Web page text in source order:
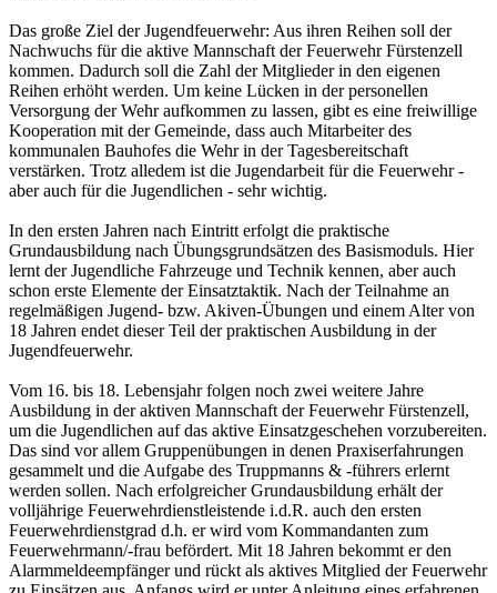
Das große Ziel der Jugendfeuerwehr: Aus ihren Reihen soll der
Nachwuchs für die aktive Mannschaft der Feuerwehr Fürstenzell
kommen. Dadurch soll die Zahl der Mitglieder in den eigenen
Reihen erhöht werden. Um keine Lücken in der personellen
Versorgung der Wehr aufkommen zu lassen, gibt es eine freiwillige
Kooperation mit der Gemeinde, dass auch Mitarbeiter des
kommunalen Bauhofes die Wehr in der Tagesbereitschaft
verstärken. Trotz alledem ist die Jugendarbeit für die Feuerwehr -
aber auch für die Jugendlichen - sehr wichtig.
In den ersten Jahren nach Eintritt erfolgt die praktische
Grundausbildung nach Übungsgrundsätzen des Basismoduls. Hier
lernt der Jugendliche Fahrzeuge und Technik kennen, aber auch
schon erste Elemente der Einsatztaktik. Nach der Teilnahme an
regelmäßigen Jugend- bzw. Akiven-Übungen und einem Alter von
18 Jahren endet dieser Teil der praktischen Ausbildung in der
Jugendfeuerwehr.
Vom 16. bis 18. Lebensjahr folgen noch zwei weitere Jahre
Ausbildung in der aktiven Mannschaft der Feuerwehr Fürstenzell,
um die Jugendlichen auf das aktive Einsatzgeschehen vorzubereiten.
Das sind vor allem Gruppenübungen in denen Praxiserfahrungen
gesammelt und die Aufgabe des Truppmanns & -führers erlernt
werden sollen. Nach erfolgreicher Grundausbildung erhält der
volljährige Feuerwehrdienstleistende i.d.R. auch den ersten
Feuerwehrdienstgrad d.h. er wird vom Kommandanten zum
Feuerwehrmann/-frau befördert. Mit 18 Jahren bekommt er den
Alarmmeldeempfänger und rückt als aktives Mitglied der Feuerwehr